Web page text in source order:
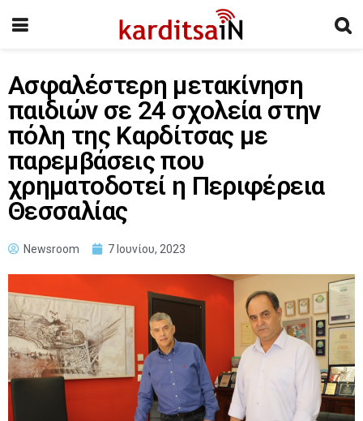
Ασφαλέστερη μετακίνηση
παιδιών σε 24 σχολεία στην
πόλη της Καρδίτσας με
παρεμβάσεις που
χρηματοδοτεί η Περιφέρεια
Θεσσαλίας
Newsroom 7 Ιουνίου, 2023